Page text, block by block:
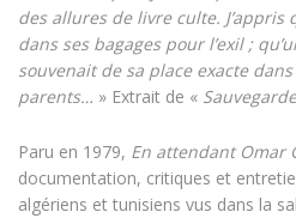
des allures de livre culte. J’appris
dans ses bagages pour l’exil ;
souvenait de sa place exacte
parents… » Extrait de « Sauvegarde
Paru en 1979, En attendant Omar
documentation, critiques et
algériens et tunisiens vus dans la